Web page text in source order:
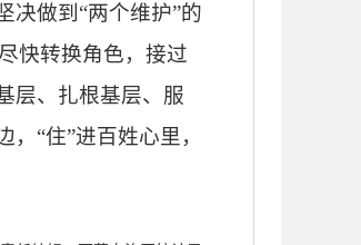
决做到“两个维护”的
快转换角色，接过
层、扎根基层、服
“住”进百姓心里，